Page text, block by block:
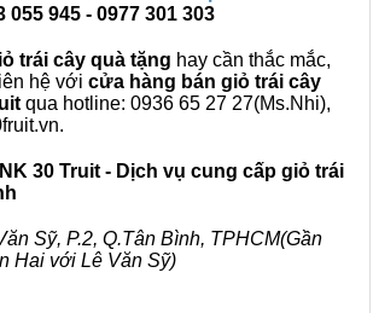
055 945 - 0977 301 303
trái cây quà tặng hay cần thắc mắc,
hệ với cửa hàng bán giỏ trái cây
qua hotline: 0936 65 27 27(Ms.Nhi),
30 Truit - Dịch vụ cung cấp giỏ trái
Sỹ, P.2, Q.Tân Bình, TPHCM(Gần
Hai với Lê Văn Sỹ)